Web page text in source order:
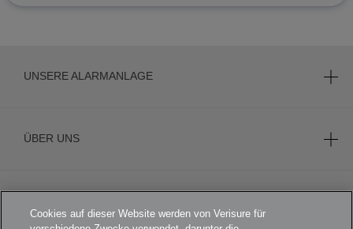
UNSERE ALARMANLAGE
ÜBER UNS
Cookies auf dieser Website werden von Verisure für